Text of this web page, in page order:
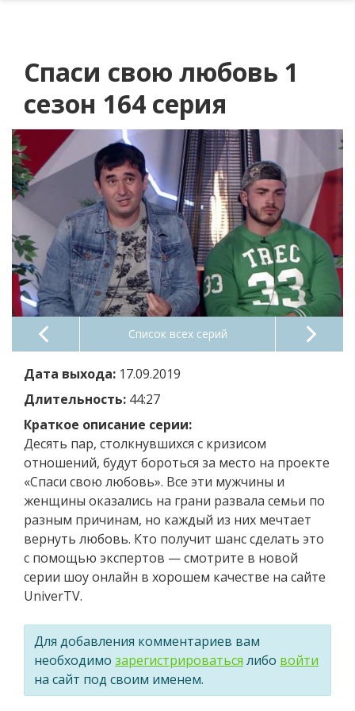
Спаси свою любовь 1
сезон 164 серия
Список всех серий
Дата выхода: 17.09.2019
Длительность: 44:27
Краткое описание серии:
Десять пар, столкнувшихся с кризисом
отношений, будут бороться за место на проекте
«Спаси свою любовь». Все эти мужчины и
женщины оказались на грани развала семьи по
разным причинам, но каждый из них мечтает
вернуть любовь. Кто получит шанс сделать это
с помощью экспертов — смотрите в новой
серии шоу онлайн в хорошем качестве на сайте
UniverTV.
Для добавления комментариев вам
необходимо зарегистрироваться либо войти
на сайт под своим именем.